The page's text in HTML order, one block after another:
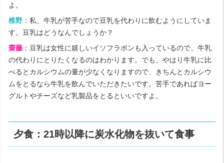
よ。
椎野 ：私、牛乳が苦手なので豆乳を代わりに飲むようにしていま
す。豆乳はどうなんでしょうか？
齋藤 ：豆乳は女性に嬉しいイソフラボンも入っているので、牛乳
の代わりにとりたくなるのはわかります。でも、やはり牛乳に比
べるとカルシウムの量が少なくなりますので、きちんとカルシウ
ムをとるなら牛乳を飲んでいただきたいです。苦手であればヨー
グルトやチーズなど乳製品をとるといいですよ。
夕食：21時以降に炭水化物を抜いて食事